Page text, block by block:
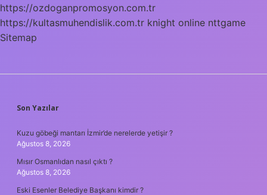
https://ozdoganpromosyon.com.tr
https://kultasmuhendislik.com.tr knight online nttgame
Sitemap
SIDEBAR
Son Yazılar
Kuzu göbeği mantarı İzmir’de nerelerde yetişir ?
Ağustos 8, 2026
Mısır Osmanlıdan nasıl çıktı ?
Ağustos 8, 2026
Eski Esenler Belediye Başkanı kimdir ?